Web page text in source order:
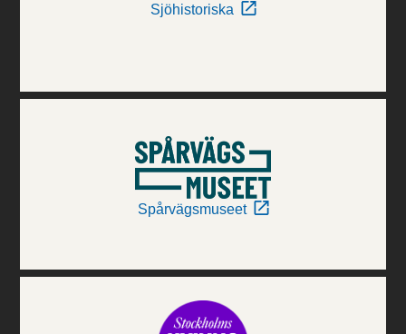
Sjöhistoriska
Spårvägsmuseet